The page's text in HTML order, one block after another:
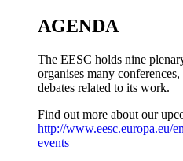
AGENDA
The EESC holds nine
organises many
debates related to its work.
Find out more about our
http://www.eesc.europa.eu/
events